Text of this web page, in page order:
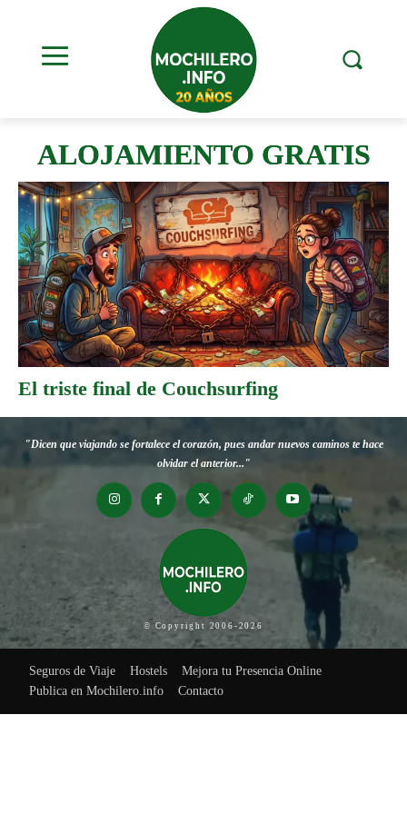
ALOJAMIENTO GRATIS
El triste final de Couchsurfing
"Dicen que viajando se fortalece el corazón, pues andar nuevos caminos te hace
olvidar el anterior..."
© Copyright 2006-2026
Seguros de Viaje Hostels
Mejora tu Presencia Online
Publica en Mochilero.info
Contacto